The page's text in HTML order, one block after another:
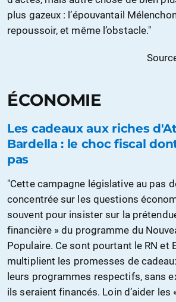
plus gazeux : l’épouvantail
repoussoir, et même l’obstacle."
ÉCONOMIE
Les cadeaux aux riches
Bardella : le choc fiscal
pas
"Cette campagne législative au pas
concentrée sur les questions
souvent pour insister sur la
financière » du programme du
Populaire. Ce sont pourtant le RN et
multiplient les promesses de
leurs programmes respectifs, sans
ils seraient financés. Loin d’aider les